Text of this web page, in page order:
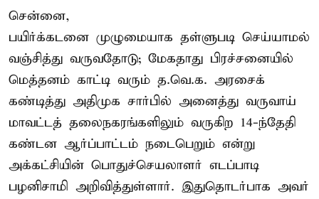
சென்னை,
பயிர்க்கடனை முழுமையாக தள்ளுபடி செய்யாமல்
வஞ்சித்து வருவதோடு; மேகதாது பிரச்சனையில்
மெத்தனம் காட்டி வரும் த.வெ.க. அரசைக்
கண்டித்து அதிமுக சார்பில் அனைத்து வருவாய்
மாவட்டத் தலைநகரங்களிலும் வருகிற 14-ந்தேதி
கண்டன ஆர்ப்பாட்டம் நடைபெறும் என்று
அக்கட்சியின் பொதுச்செயலாளர் எடப்பாடி
பழனிசாமி அறிவித்துள்ளார். இதுதொடர்பாக அவர்